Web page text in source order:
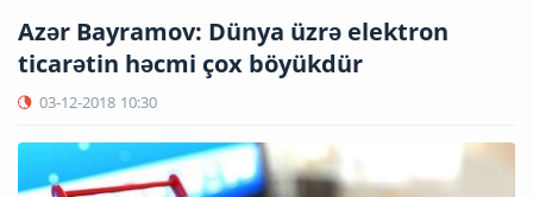
Azər Bayramov: Dünya üzrə elektron
ticarətin həcmi çox böyükdür
03-12-2018 10:30